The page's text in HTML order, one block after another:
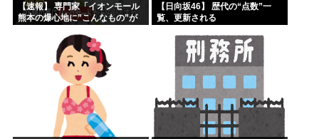
【速報】 専門家「イオンモール
熊本の爆心地に”こんなもの”が
【日向坂46】 歴代の“点数”一
覧、更新される